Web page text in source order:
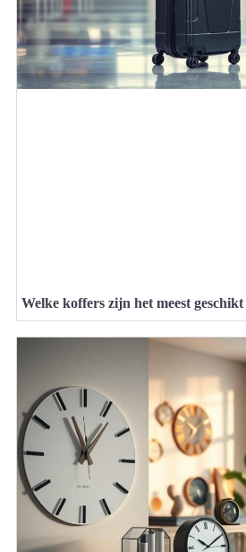
Welke koffers zijn het meest